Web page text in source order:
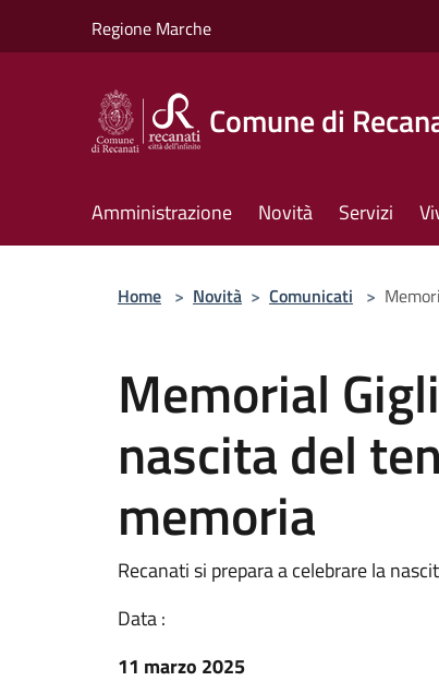
Regione Marche
Comune di
Amministrazione Novità Servizi
Home > Novità > Comunicati >
Memorial
nascita del
memoria
Recanati si prepara a celebrare la
Data :
11 marzo 2025